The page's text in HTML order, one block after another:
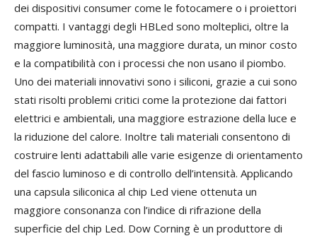
dei dispositivi consumer come le fotocamere o i proiettori
compatti. I vantaggi degli HBLed sono molteplici, oltre la
maggiore luminosità, una maggiore durata, un minor costo
e la compatibilità con i processi che non usano il piombo.
Uno dei materiali innovativi sono i siliconi, grazie a cui sono
stati risolti problemi critici come la protezione dai fattori
elettrici e ambientali, una maggiore estrazione della luce e
la riduzione del calore. Inoltre tali materiali consentono di
costruire lenti adattabili alle varie esigenze di orientamento
del fascio luminoso e di controllo dell’intensità. Applicando
una capsula siliconica al chip Led viene ottenuta un
maggiore consonanza con l’indice di rifrazione della
superficie del chip Led. Dow Corning è un produttore di